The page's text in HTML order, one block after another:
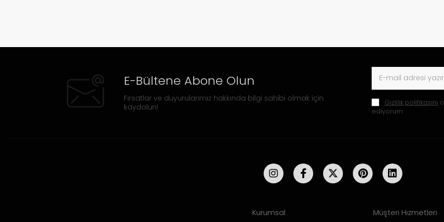
E-Bültene Abone Olun
Fırsatlar ve duyurularımız hakkında bilgi sahibi olmak için
kaydolun!
Gizlilik politikasını
ediyorum.
Kurumsal Müşteri Hizmetleri